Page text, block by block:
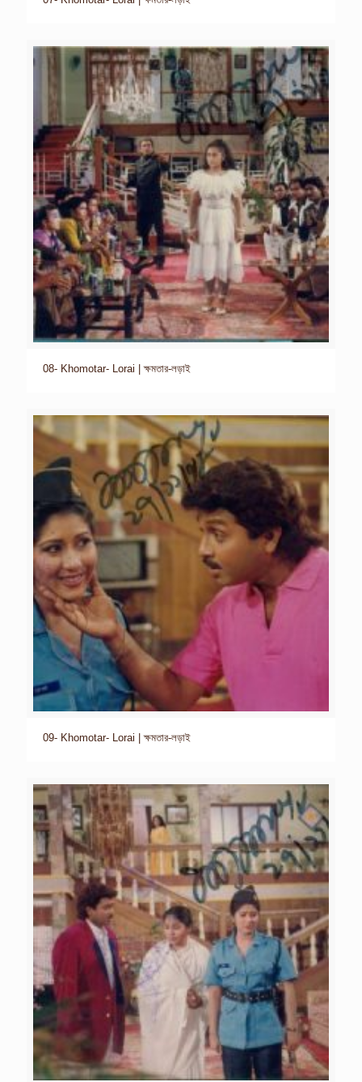
08- Khomotar- Lorai | ক্ষমতার-লড়াই
09- Khomotar- Lorai | ক্ষমতার-লড়াই